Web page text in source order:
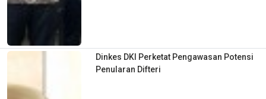
Dinkes DKI Perketat Pengawasan Potensi
Penularan Difteri